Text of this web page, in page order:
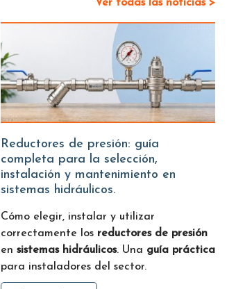
Ver todas las noticias >
Reductores de presión: guía
completa para la selección,
instalación y mantenimiento en
sistemas hidráulicos.
Cómo elegir, instalar y utilizar
correctamente los reductores de presión
en sistemas hidráulicos. Una guía práctica
para instaladores del sector.